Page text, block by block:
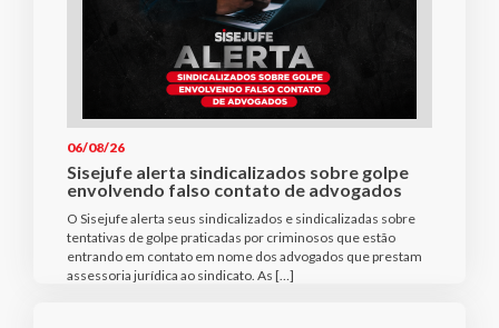
06/08/26
Sisejufe alerta sindicalizados sobre golpe
envolvendo falso contato de advogados
O Sisejufe alerta seus sindicalizados e sindicalizadas sobre
tentativas de golpe praticadas por criminosos que estão
entrando em contato em nome dos advogados que prestam
assessoria jurídica ao sindicato. As […]